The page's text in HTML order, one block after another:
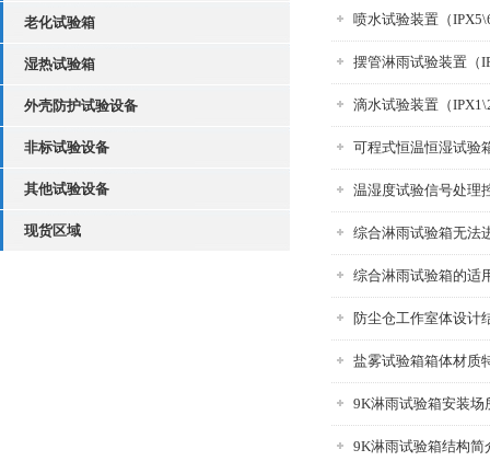
老化试验箱
湿热试验箱
外壳防护试验设备
非标试验设备
其他试验设备
现货区域
喷水试验装置（
摆管淋雨试验装置（
滴水试验装置（
可程式恒温恒湿试验
温湿度试验信号处理
综合淋雨试验箱无法
综合淋雨试验箱的适
防尘仓工作室体设计
盐雾试验箱箱体材质
9K淋雨试验箱安装场
9K淋雨试验箱结构简